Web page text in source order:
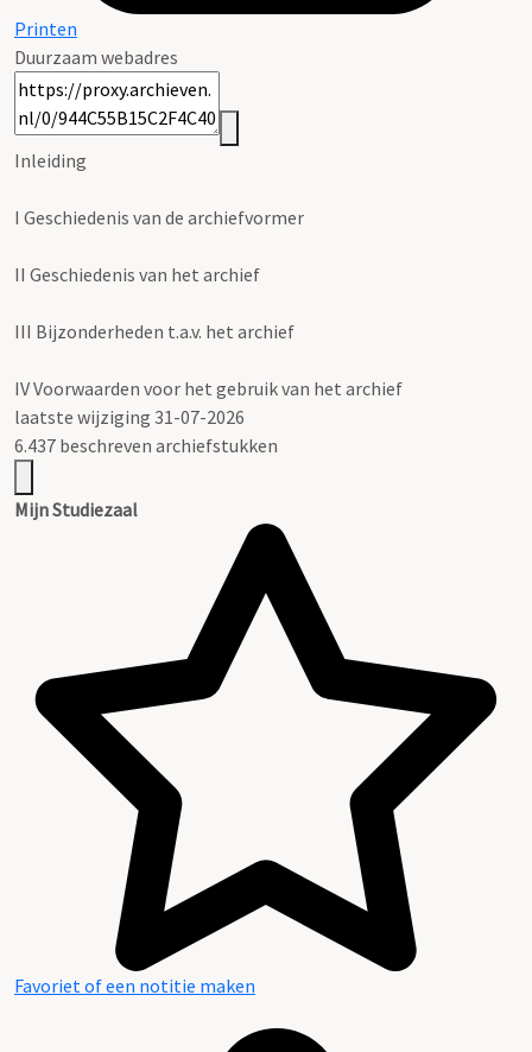
Printen
Duurzaam webadres
Inleiding
I Geschiedenis van de archiefvormer
II Geschiedenis van het archief
III Bijzonderheden t.a.v. het archief
IVVoorwaarden voor het gebruik van het archief
laatste wijziging 31-07-2026
6.437 beschreven archiefstukken
Mijn Studiezaal
Favoriet of een notitie maken